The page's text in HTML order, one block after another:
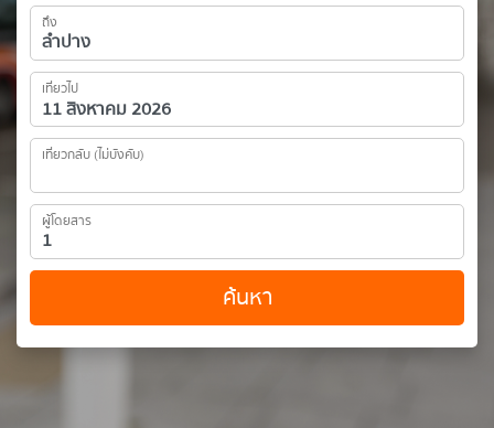
ถึง
เที่ยวไป
เที่ยวกลับ (ไม่บังคับ)
ผู้โดยสาร
ค้นหา